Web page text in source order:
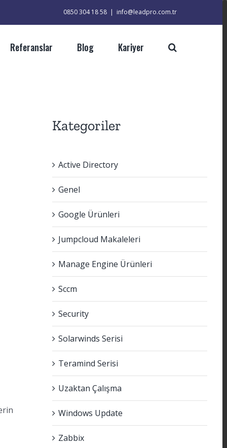
0850 304 18 58 | info@leadpro.com.tr
Referanslar Blog Kariyer
Kategoriler
Active Directory
Genel
Google Ürünleri
Jumpcloud Makaleleri
Manage Engine Ürünleri
Sccm
Security
Solarwinds Serisi
Teramind Serisi
Uzaktan Çalışma
Windows Update
Zabbix